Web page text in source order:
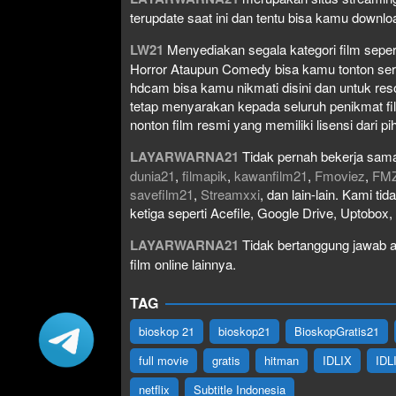
terupdate saat ini dan tentu bisa kamu
LW21 Menyediakan segala kategori film
Horror Ataupun Comedy bisa kamu tonton
hdcam bisa kamu nikmati disini dan untuk
tetap menyarakan kepada seluruh penikmat
nonton film resmi yang memiliki lisensi dari
LAYARWARNA21 Tidak pernah bekerja
dunia21, filmapik, kawanfilm21, Fmoviez,
savefilm21, Streamxxi, dan lain-lain. Kami
ketiga seperti Acefile, Google Drive,
LAYARWARNA21 Tidak bertanggung jawab
film online lainnya.
TAG
bioskop 21 bioskop21
BioskopGratis21
full movie
gratis hitman IDLIX
netflix
Subtitle Indonesia